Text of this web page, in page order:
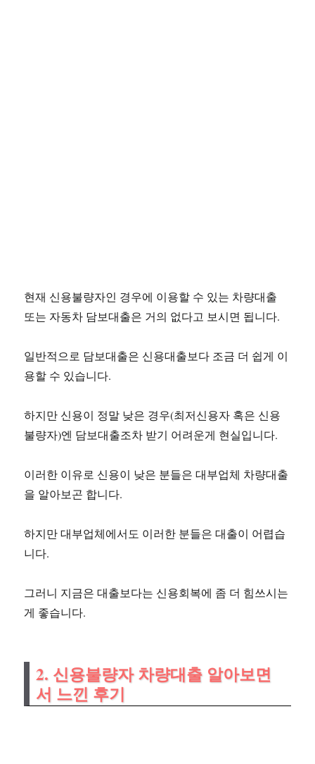
현재 신용불량자인 경우에 이용할 수 있는 차량대출
또는 자동차 담보대출은 거의 없다고 보시면 됩니다.
일반적으로 담보대출은 신용대출보다 조금 더 쉽게 이
용할 수 있습니다.
하지만 신용이 정말 낮은 경우(최저신용자 혹은 신용
불량자)엔 담보대출조차 받기 어려운게 현실입니다.
이러한 이유로 신용이 낮은 분들은 대부업체 차량대출
을 알아보곤 합니다.
하지만 대부업체에서도 이러한 분들은 대출이 어렵습
니다.
그러니 지금은 대출보다는 신용회복에 좀 더 힘쓰시는
게 좋습니다.
2. 신용불량자 차량대출 알아보면
서 느낀 후기